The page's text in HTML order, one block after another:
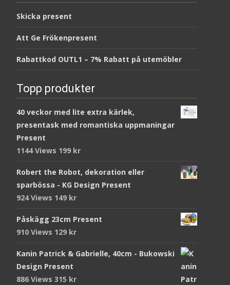
Skicka present
Att Ge Frökenpresent
Rabattkod OUTL1 – 7% Rabatt på utemöbler
Topp produkter
40 veckor med lite extra kärlek,
presentask med romantiska uppmaningar
Present
1144 Views 199 kr
Robert the Robot, dekoration eller
sparbössa - KG Design Present
924 Views 149 kr
Påskägg 23cm Present
910 Views 129 kr
Kanin Patrick & Gabrielle, 40cm - Bukowski
Design Present
886 Views 315 kr